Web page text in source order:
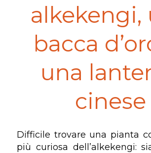
alkekengi,
bacca
una
cinese
Difficile trovare una pianta
più curiosa dell’alkekengi: